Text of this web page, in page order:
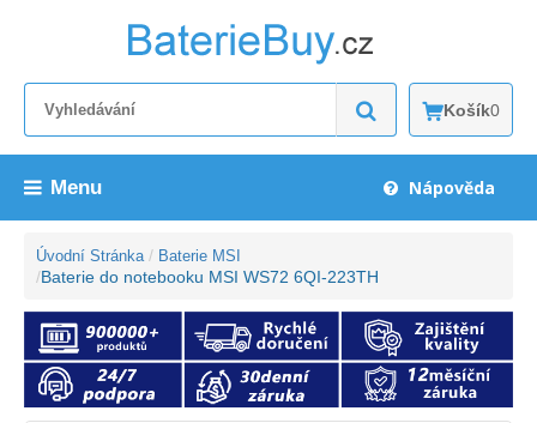
Košík0
Menu Nápověda
Úvodní Stránka Baterie MSI
Baterie do notebooku MSI WS72 6QI-223TH